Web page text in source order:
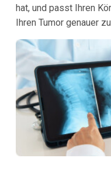
hat, und passt Ihren
Ihren Tumor genauer